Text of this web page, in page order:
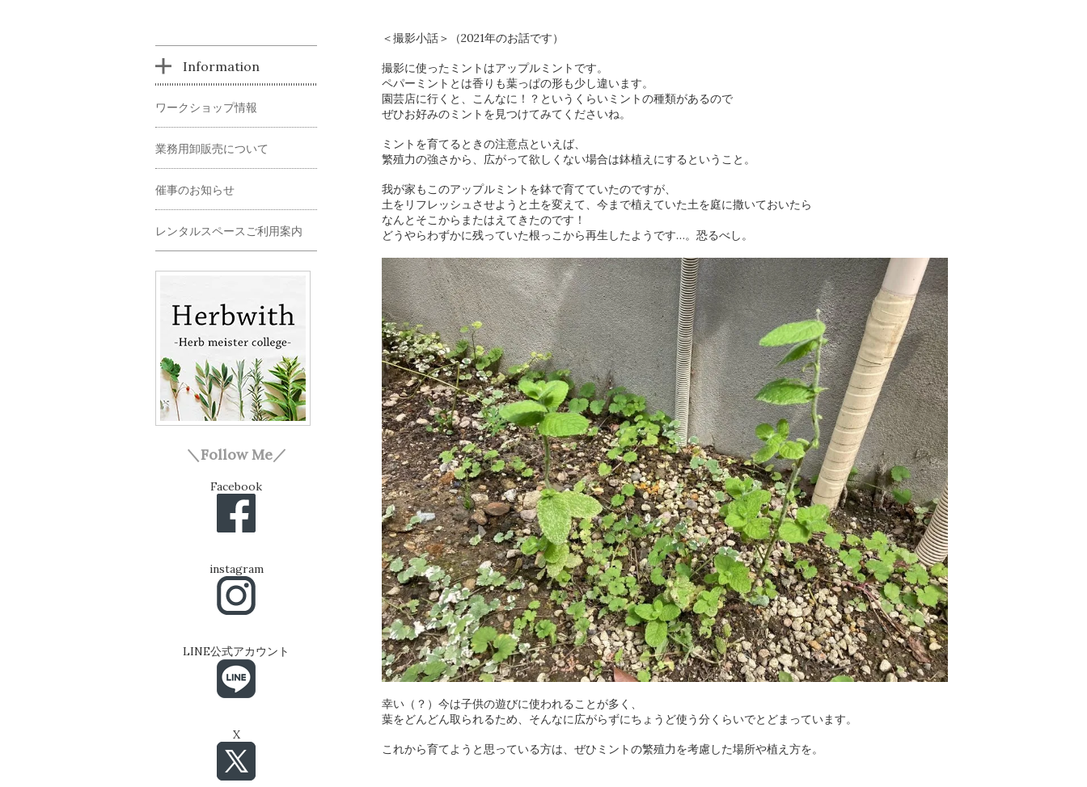
＜撮影小話＞（2021年のお話です）
撮影に使ったミントはアップルミントです。
ペパーミントとは香りも葉っぱの形も少し違います。
園芸店に行くと、こんなに！？というくらいミントの種類があるので
ぜひお好みのミントを見つけてみてくださいね。
ミントを育てるときの注意点といえば、
繁殖力の強さから、広がって欲しくない場合は鉢植えにするということ。
我が家もこのアップルミントを鉢で育てていたのですが、
土をリフレッシュさせようと土を変えて、今まで植えていた土を庭に撒いておいたら
なんとそこからまたはえてきたのです！
どうやらわずかに残っていた根っこから再生したようです…。恐るべし。
幸い（？）今は子供の遊びに使われることが多く、
葉をどんどん取られるため、そんなに広がらずにちょうど使う分くらいでとどまっています。
これから育てようと思っている方は、ぜひミントの繁殖力を考慮した場所や植え方を。
Information
ワークショップ情報
業務用卸販売について
催事のお知らせ
レンタルスペースご利用案内
＼Follow Me／
Facebook
instagram
LINE公式アカウント
X